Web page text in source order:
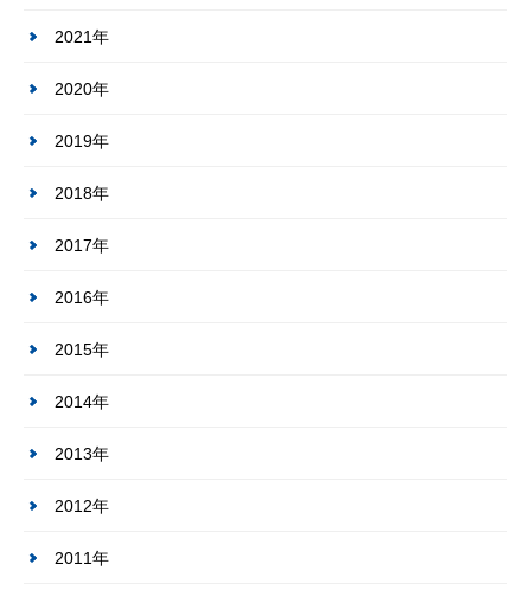
2021年
2020年
2019年
2018年
2017年
2016年
2015年
2014年
2013年
2012年
2011年